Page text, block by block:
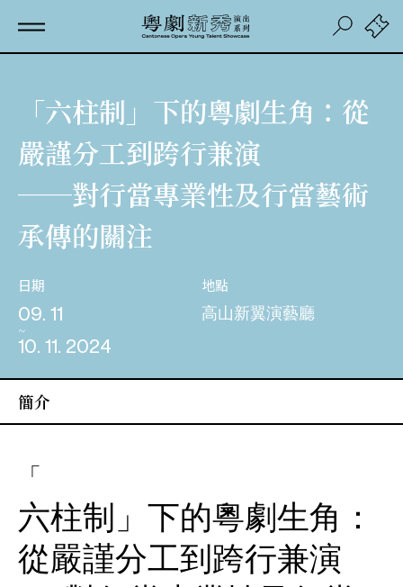
「六柱制」下的粵劇生角：從
嚴謹分工到跨行兼演
──對行當專業性及行當藝術
承傳的關注
日期
09. 11
10. 11. 2024
地點
高山新翼演藝廳
簡介
「
六柱制」下的粵劇生角：
從嚴謹分工到跨行兼演